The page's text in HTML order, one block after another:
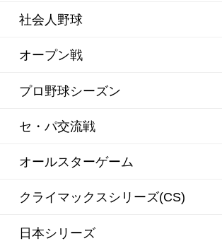
社会人野球
オープン戦
プロ野球シーズン
セ・パ交流戦
オールスターゲーム
クライマックスシリーズ(CS)
日本シリーズ